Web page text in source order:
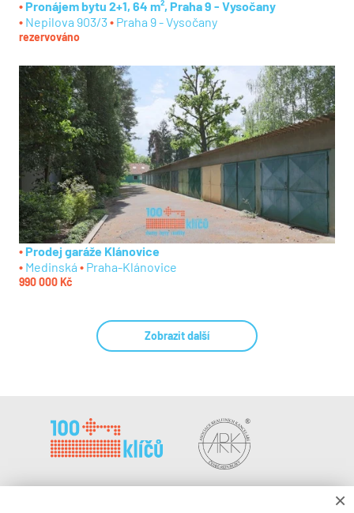
Pronájem bytu 2+1, 64 m², Praha 9 - Vysočany
Nepilova 903/3
Praha 9 - Vysočany
rezervováno
Prodej garáže Klánovice
Medinská
Praha-Klánovice
990 000 Kč
Zobrazit další
×